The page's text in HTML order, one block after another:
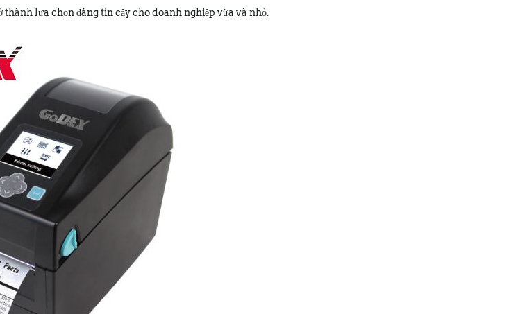
thành lựa chọn đáng tin cậy cho doanh nghiệp vừa và nhỏ.